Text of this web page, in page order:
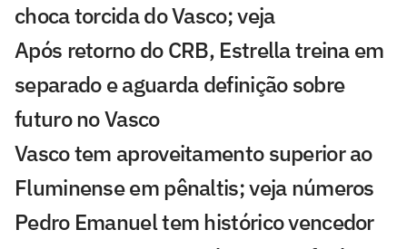
choca torcida do Vasco; veja
Após retorno do CRB, Estrella treina em
separado e aguarda definição sobre
futuro no Vasco
Vasco tem aproveitamento superior ao
Fluminense em pênaltis; veja números
Pedro Emanuel tem histórico vencedor